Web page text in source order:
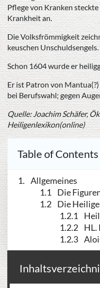
Pflege von Kranken
Krankheit an.
Die Volksfrömmigkeit
keuschen Unschuldsengels.
Schon 1604 wurde er
Er ist Patron von
bei Berufswahl; gegen
Quelle: Joachim Schäfer,
Heiligenlexikon(online)
Table of Contents
Allgemeines
Die
Die
HL.